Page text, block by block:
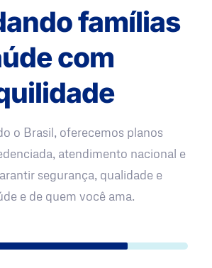
famílias
com
o Brasil, oferecemos planos
atendimento nacional e
segurança, qualidade e
e de quem você ama.